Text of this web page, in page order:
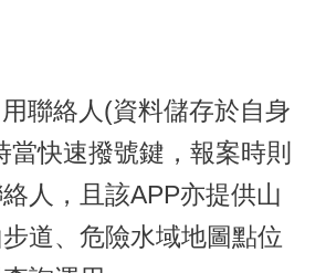
聯絡人(資料儲存於自身
當快速撥號鍵，報案時則
人，且該APP亦提供山
道、危險水域地圖點位